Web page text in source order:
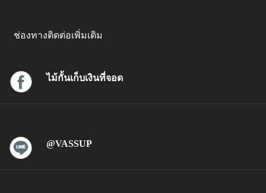
ช่องทางติดต่อเพิ่มเติม
ไม้กั้นเก็บเงินที่จอด
@VASSUP